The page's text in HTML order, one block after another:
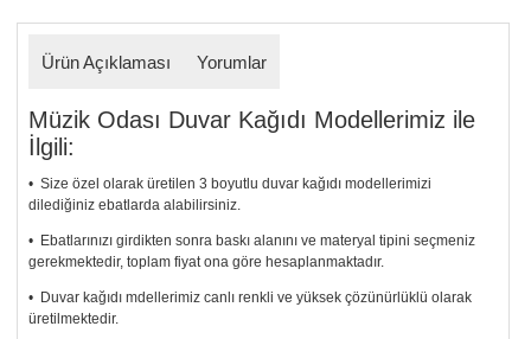
Ürün Açıklaması Yorumlar
Müzik Odası Duvar Kağıdı Modellerimiz ile
İlgili:
• Size özel olarak üretilen 3 boyutlu duvar kağıdı modellerimizi
dilediğiniz ebatlarda alabilirsiniz.
• Ebatlarınızı girdikten sonra baskı alanını ve materyal tipini seçmeniz
gerekmektedir, toplam fiyat ona göre hesaplanmaktadır.
• Duvar kağıdı mdellerimiz canlı renkli ve yüksek çözünürlüklü olarak
üretilmektedir.